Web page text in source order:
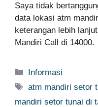
Saya tidak
data lokasi atm
keterangan lebih
Mandiri Call di 14000.
Categories
Informasi
Tags
atm mandiri setor
mandiri setor tunai di